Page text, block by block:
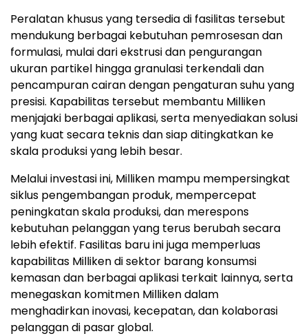
Peralatan khusus yang tersedia di fasilitas tersebut
mendukung berbagai kebutuhan pemrosesan dan
formulasi, mulai dari ekstrusi dan pengurangan
ukuran partikel hingga granulasi terkendali dan
pencampuran cairan dengan pengaturan suhu yang
presisi. Kapabilitas tersebut membantu Milliken
menjajaki berbagai aplikasi, serta menyediakan solusi
yang kuat secara teknis dan siap ditingkatkan ke
skala produksi yang lebih besar.
Melalui investasi ini, Milliken mampu mempersingkat
siklus pengembangan produk, mempercepat
peningkatan skala produksi, dan merespons
kebutuhan pelanggan yang terus berubah secara
lebih efektif. Fasilitas baru ini juga memperluas
kapabilitas Milliken di sektor barang konsumsi
kemasan dan berbagai aplikasi terkait lainnya, serta
menegaskan komitmen Milliken dalam
menghadirkan inovasi, kecepatan, dan kolaborasi
pelanggan di pasar global.